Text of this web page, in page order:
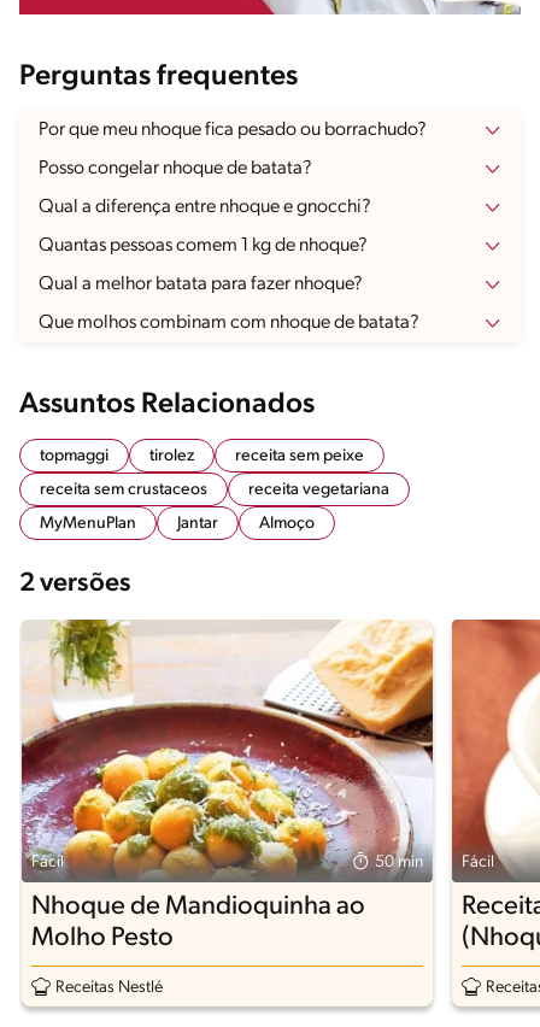
Perguntas frequentes
Por que meu nhoque fica pesado ou borrachudo?
Posso congelar nhoque de batata?
Qual a diferença entre nhoque e gnocchi?
Quantas pessoas comem 1 kg de nhoque?
Qual a melhor batata para fazer nhoque?
Que molhos combinam com nhoque de batata?
Assuntos Relacionados
topmaggi tirolez
receita sem peixe
receita sem crustaceos
receita vegetariana
MyMenuPlan
Jantar Almoço
2 versões
Fácil 50 min
Nhoque de Mandioquinha ao
Molho Pesto
Receitas Nestlé
Fácil